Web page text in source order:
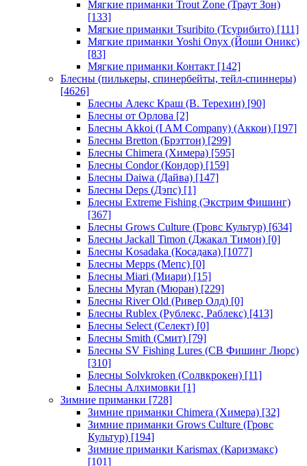
Мягкие приманки Trout Zone (Траут Зон)
[133]
Мягкие приманки Tsuribito (Тсурибито) [111]
Мягкие приманки Yoshi Onyx (Йоши Оникс)
[83]
Мягкие приманки Контакт [142]
Блесны (пилькеры, спинербейты, тейл-спиннеры)
[4626]
Блесны Алекс Краш (В. Терехин) [90]
Блесны от Орлова [2]
Блесны Akkoi (I AM Company) (Аккои) [197]
Блесны Bretton (Брэттон) [299]
Блесны Chimera (Химера) [595]
Блесны Condor (Кондор) [159]
Блесны Daiwa (Дайва) [147]
Блесны Deps (Дэпс) [1]
Блесны Extreme Fishing (Экстрим Фишинг)
[367]
Блесны Grows Culture (Гровс Культур) [634]
Блесны Jackall Timon (Джакал Тимон) [0]
Блесны Kosadaka (Косадака) [1077]
Блесны Mepps (Мепс) [0]
Блесны Miari (Миари) [15]
Блесны Myran (Мюран) [229]
Блесны River Old (Ривер Олд) [0]
Блесны Rublex (Рублекс, Раблекс) [413]
Блесны Select (Селект) [0]
Блесны Smith (Смит) [79]
Блесны SV Fishing Lures (СВ Фишинг Люрс)
[310]
Блесны Solvkroken (Солвкрокен) [11]
Блесны Алхимовки [1]
Зимние приманки [728]
Зимние приманки Chimera (Химера) [32]
Зимние приманки Grows Culture (Гровс
Культур) [194]
Зимние приманки Karismax (Каризмакс)
[101]